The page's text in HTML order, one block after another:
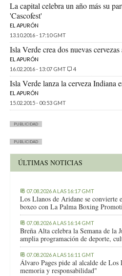
La capital celebra un año más su
'Cascofest'
EL APURÓN
13.10.2016 - 17:10 GMT
Isla Verde crea dos nuevas
EL APURÓN
16.02.2016 - 13:07 GMT
4
Isla Verde lanza la cerveza Indiana
EL APURÓN
15.02.2015 - 00:53 GMT
PUBLICIDAD
PUBLICIDAD
ÚLTIMAS NOTICIAS
07.08.2026 A LAS 16:17 GMT
Los Llanos de Aridane se convierte
boxeo con La Palma Boxing
07.08.2026 A LAS 16:14 GMT
Breña Alta celebra la Semana de la
amplia programación de deporte,
07.08.2026 A LAS 16:11 GMT
Álvaro Pages pide al alcalde de Los
memoria y responsabilidad"